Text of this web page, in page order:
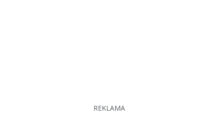
REKLAMA